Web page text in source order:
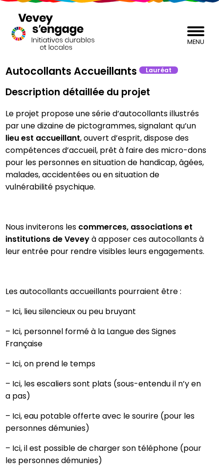
MENU
Autocollants Accueillants Lauréat
Description détaillée du projet
Le projet propose une série d’autocollants illustrés
par une dizaine de pictogrammes, signalant qu’un
lieu est accueillant, ouvert d’esprit, dispose des
compétences d’accueil, prêt à faire des micro-dons
pour les personnes en situation de handicap, âgées,
malades, accidentées ou en situation de
vulnérabilité psychique.
Nous inviterons les commerces, associations et
institutions de Veveyà apposer ces autocollants à
leur entrée pour rendre visibles leurs engagements.
Les autocollants accueillants pourraient être :
– Ici, lieu silencieux ou peu bruyant
– Ici, personnel formé à la Langue des Signes
Française
– Ici, on prend le temps
– Ici, les escaliers sont plats (sous-entendu il n’y en
a pas)
– Ici, eau potable offerte avec le sourire (pour les
personnes démunies)
– Ici, il est possible de charger son téléphone (pour
les personnes démunies)